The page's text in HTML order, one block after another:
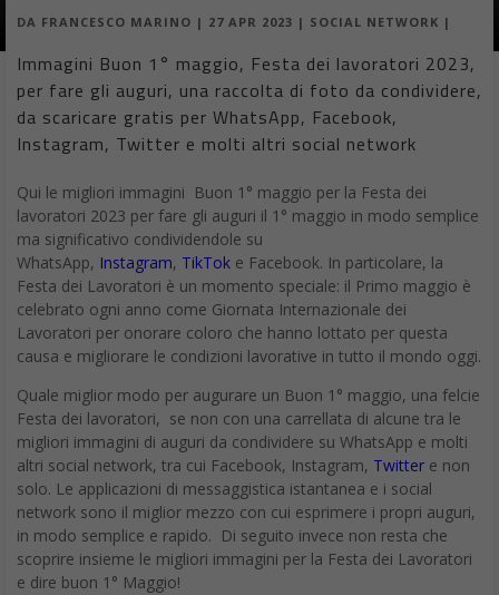
DA FRANCESCO MARINO | 27 APR 2023 | SOCIAL NETWORK |
Immagini Buon 1° maggio, Festa dei lavoratori 2023,
per fare gli auguri, una raccolta di foto da condividere,
da scaricare gratis per WhatsApp, Facebook,
Instagram, Twitter e molti altri social network
Qui le migliori immagini Buon 1° maggio per la Festa dei
lavoratori 2023 per fare gli auguri il 1° maggio in modo semplice
ma significativo condividendole su
WhatsApp, Instagram, TikTok e Facebook. In particolare, la
Festa dei Lavoratori è un momento speciale: il Primo maggio è
celebrato ogni anno come Giornata Internazionale dei
Lavoratori per onorare coloro che hanno lottato per questa
causa e migliorare le condizioni lavorative in tutto il mondo oggi.
Quale miglior modo per augurare un Buon 1° maggio, una felcie
Festa dei lavoratori, se non con una carrellata di alcune tra le
migliori immagini di auguri da condividere su WhatsApp e molti
altri social network, tra cui Facebook, Instagram, Twitter e non
solo. Le applicazioni di messaggistica istantanea e i social
network sono il miglior mezzo con cui esprimere i propri auguri,
in modo semplice e rapido. Di seguito invece non resta che
scoprire insieme le migliori immagini per la Festa dei Lavoratori
e dire buon 1° Maggio!